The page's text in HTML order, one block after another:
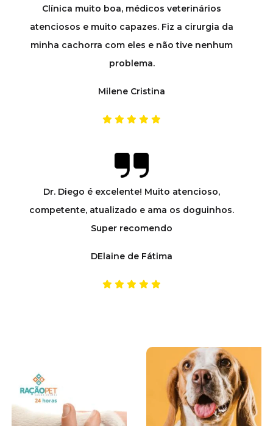
Clínica muito boa, médicos veterinários
atenciosos e muito capazes. Fiz a cirurgia da
minha cachorra com eles e não tive nenhum
problema.
Milene Cristina
Dr. Diego é excelente! Muito atencioso,
competente, atualizado e ama os doguinhos.
Super recomendo
DElaine de Fátima